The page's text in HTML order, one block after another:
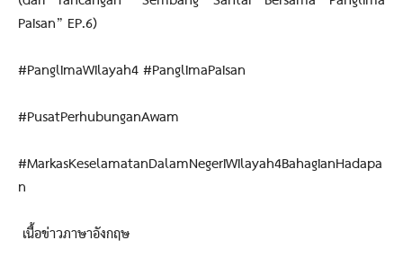
Paisan” EP.6)
#PanglimaWilayah4 #PanglimaPaisan
#PusatPerhubunganAwam
#MarkasKeselamatanDalamNegeriWilayah4BahagianHadapa
n
เนื้อข่าวภาษาอังกฤษ